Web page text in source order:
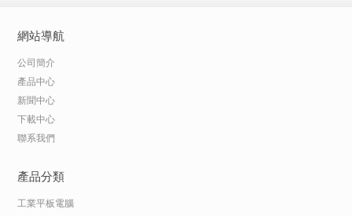
網站導航
公司簡介
產品中心
新聞中心
下載中心
聯系我們
產品分類
工業平板電腦